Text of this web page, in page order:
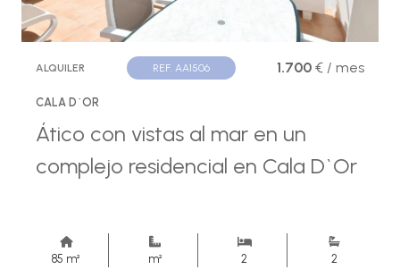
ALQUILER REF. AA1506 1.700 € / mes
CALA D´OR
Ático con vistas al mar en un
complejo residencial en Cala D`Or
85 m² m² 2 2